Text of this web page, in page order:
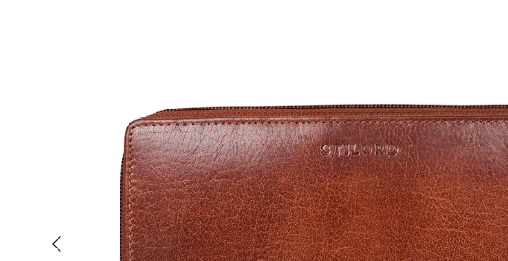
Vorherige